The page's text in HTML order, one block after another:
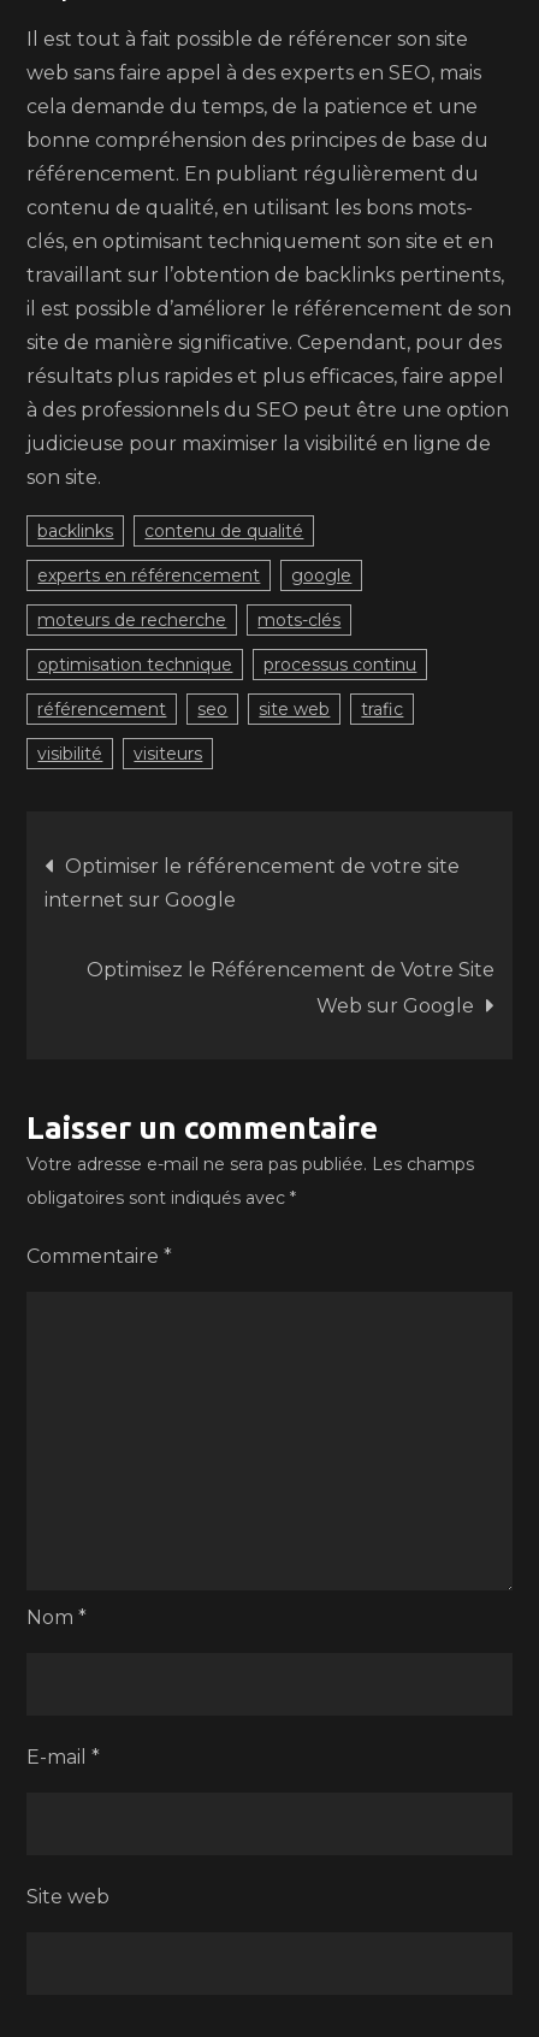
Il est tout à fait possible de référencer son site
web sans faire appel à des experts en SEO, mais
cela demande du temps, de la patience et une
bonne compréhension des principes de base du
référencement. En publiant régulièrement du
contenu de qualité, en utilisant les bons mots-
clés, en optimisant techniquement son site et en
travaillant sur l’obtention de backlinks pertinents,
il est possible d’améliorer le référencement de son
site de manière significative. Cependant, pour des
résultats plus rapides et plus efficaces, faire appel
à des professionnels du SEO peut être une option
judicieuse pour maximiser la visibilité en ligne de
son site.
backlinks contenu de qualité
experts en référencement google
moteurs de recherche mots-clés
optimisation technique processus continu
référencement seo site web trafic
visibilité visiteurs
Navigation
de
l’article
Optimiser le référencement de votre site
internet sur Google
Optimisez le Référencement de Votre Site
Web sur Google
Laisser un commentaire
Votre adresse e-mail ne sera pas publiée. Les champs
obligatoires sont indiqués avec*
Commentaire*
Nom*
E-mail*
Site web